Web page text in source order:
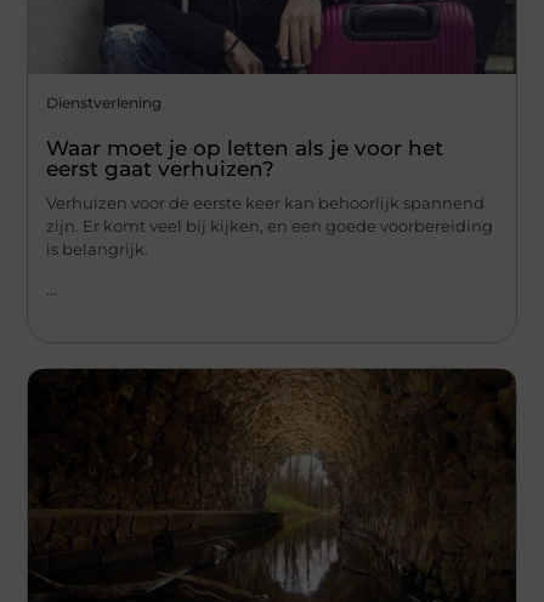
Dienstverlening
Waar moet je op letten als je voor het
eerst gaat verhuizen?
Verhuizen voor de eerste keer kan behoorlijk spannend
zijn. Er komt veel bij kijken, en een goede voorbereiding
is belangrijk.
...